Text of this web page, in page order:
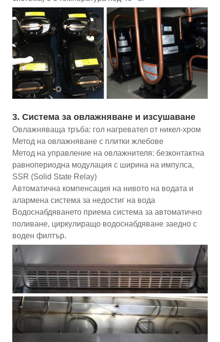
3. Система за овлажняване и изсушаване
Овлажняваща тръба: гол нагревател от никел-хром
Метод на овлажняване с плитки жлебове
Метод на управление на овлажнителя: безконтактна
равнопериодна модулация с ширина на импулса,
SSR (Solid State Relay)
Автоматична компенсация на нивото на водата и
алармена система за недостиг на вода
Водоснабдяването приема система за автоматично
поливане, циркулиращо водоснабдяване заедно с
воден филтър.